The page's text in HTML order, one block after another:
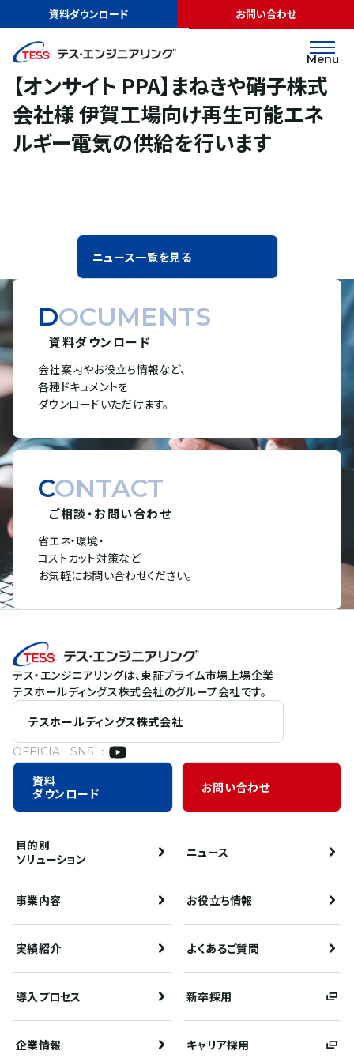
資料ダウンロード お問い合わせ
Menu
ニュース
【オンサイト PPA】まねきや硝子株式会社様 伊賀工場向け
再生可能エネルギー電気の供給を行います
リリース
2024.04.08
【オンサイト PPA】まねきや硝子株式
会社様 伊賀工場向け再生可能エネ
ルギー電気の供給を行います
ニュース一覧を見る
DOCUMENTS
資料ダウンロード
会社案内やお役立ち情報など、
各種ドキュメントを
ダウンロードいただけます。
CONTACT
ご相談・お問い合わせ
省エネ・環境・
コストカット対策など
お気軽にお問い合わせください。
テス・エンジニアリングは、東証プライム市場上場企業
テスホールディングス株式会社のグループ会社です。
テスホールディングス株式会社
OFFICIAL SNS ：
資料
ダウンロード
お問い合わせ
目的別
ソリューション
ニュース
事業内容 お役立ち情報
実績紹介 よくあるご質問
導入プロセス 新卒採用
企業情報 キャリア採用